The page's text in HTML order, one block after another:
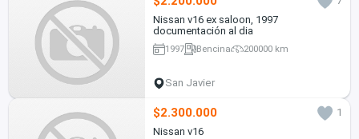
Nissan v16 ex saloon, 1997
documentación al dia
1997 Bencina 200000 km
San Javier
$2.300.000
1
Nissan v16